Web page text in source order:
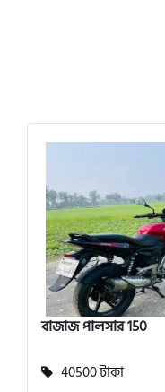
বাজাজ পালসার 150
40500 টাকা